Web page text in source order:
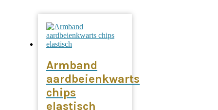
Armband
aardbeienkwarts
chips
elastisch